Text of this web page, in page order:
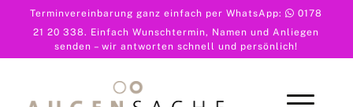
Terminvereinbarung ganz einfach per WhatsApp:
0178
21 20 338. Einfach Wunschtermin, Namen und Anliegen
senden – wir antworten schnell und persönlich!